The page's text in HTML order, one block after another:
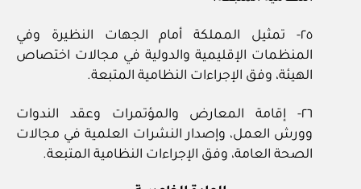
٢٥- تمثيل المملكة أمام الجهات النظيرة وفي
المنظمات الإقليمية والدولية في مجالات اختصاص
الهيئة، وفق الإجراءات النظامية المتبعة.
٢٦- إقامة المعارض والمؤتمرات وعقد الندوات
وورش العمل، وإصدار النشرات العلمية في مجالات
الصحة العامة، وفق الإجراءات النظامية المتبعة.